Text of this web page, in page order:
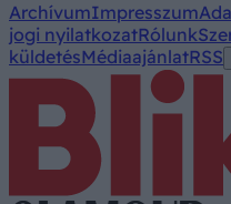
ArchívumImpresszum
jogi nyilatkozatRólunk
küldetésMédiaajánlatRSS